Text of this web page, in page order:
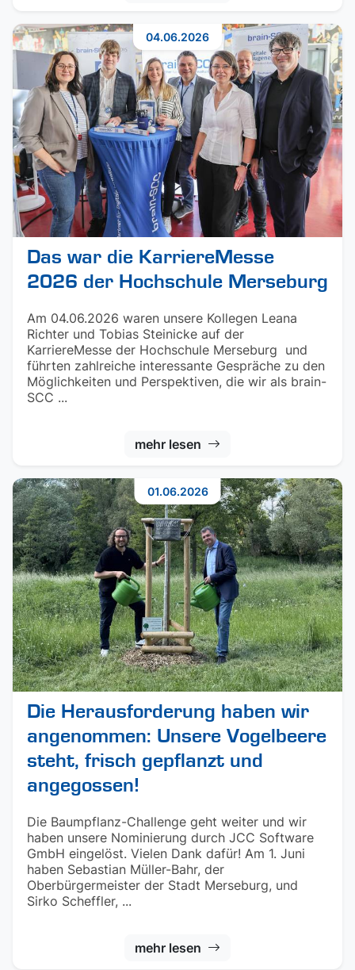
Das war die KarriereMesse
2026 der Hochschule Merseburg
Am 04.06.2026 waren unsere Kollegen Leana
Richter und Tobias Steinicke auf der
KarriereMesse der Hochschule Merseburg und
führten zahlreiche interessante Gespräche zu den
Möglichkeiten und Perspektiven, die wir als brain-
SCC ...
mehr lesen
04.06.2026
Die Herausforderung haben wir
angenommen: Unsere Vogelbeere
steht, frisch gepflanzt und
angegossen!
Die Baumpflanz-Challenge geht weiter und wir
haben unsere Nominierung durch JCC Software
GmbH eingelöst. Vielen Dank dafür! Am 1. Juni
haben Sebastian Müller-Bahr, der
Oberbürgermeister der Stadt Merseburg, und
Sirko Scheffler, ...
mehr lesen
01.06.2026